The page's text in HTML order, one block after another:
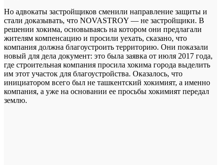
Но адвокаты застройщиков сменили направление защиты и
стали доказывать, что NOVASTROY — не застройщики. В
решении хокима, основываясь на котором они предлагали
жителям компенсацию и просили уехать, сказано, что
компания должна благоустроить территорию. Они показали
новый для дела документ: это была заявка от июля 2017 года,
где строительная компания просила хокима города выделить
им этот участок для благоустройства. Оказалось, что
инициатором всего был не ташкентский хокимият, а именно
компания, а уже на основании ее просьбы хокимият передал
землю.